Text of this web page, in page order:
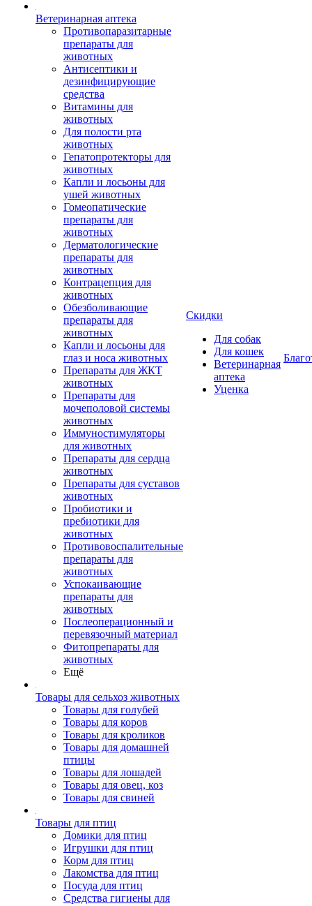
Ветеринарная аптека
Противопаразитарные
препараты для
животных
Антисептики и
дезинфицирующие
средства
Витамины для
животных
Для полости рта
животных
Гепатопротекторы для
животных
Капли и лосьоны для
ушей животных
Гомеопатические
препараты для
животных
Дерматологические
препараты для
животных
Контрацепция для
животных
Обезболивающие
препараты для
животных
Капли и лосьоны для
глаз и носа животных
Препараты для ЖКТ
животных
Препараты для
мочеполовой системы
животных
Иммуностимуляторы
для животных
Препараты для сердца
животных
Препараты для суставов
животных
Пробиотики и
пребиотики для
животных
Противовоспалительные
препараты для
животных
Успокаивающие
препараты для
животных
Послеоперационный и
перевязочный материал
Фитопрепараты для
животных
Ещё
Товары для сельхоз животных
Товары для голубей
Товары для коров
Товары для кроликов
Товары для домашней
птицы
Товары для лошадей
Товары для овец, коз
Товары для свиней
Товары для птиц
Домики для птиц
Игрушки для птиц
Корм для птиц
Лакомства для птиц
Посуда для птиц
Средства гигиены для
Скидки
Для собак
Для кошек
Ветеринарная
аптека
Уценка